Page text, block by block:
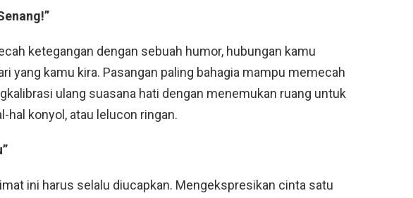
ketegangan dengan sebuah humor, hubungan kamu
yang kamu kira. Pasangan paling bahagia mampu memecah
ulang suasana hati dengan menemukan ruang untuk
hal konyol, atau lelucon ringan.
ini harus selalu diucapkan. Mengekspresikan cinta satu